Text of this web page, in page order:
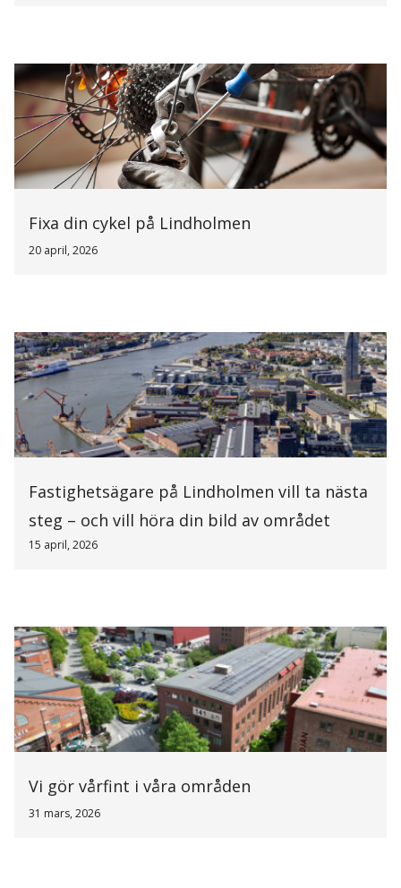
Fixa din cykel på Lindholmen
20 april, 2026
Fastighetsägare på Lindholmen vill ta nästa
steg – och vill höra din bild av området
15 april, 2026
Vi gör vårfint i våra områden
31 mars, 2026